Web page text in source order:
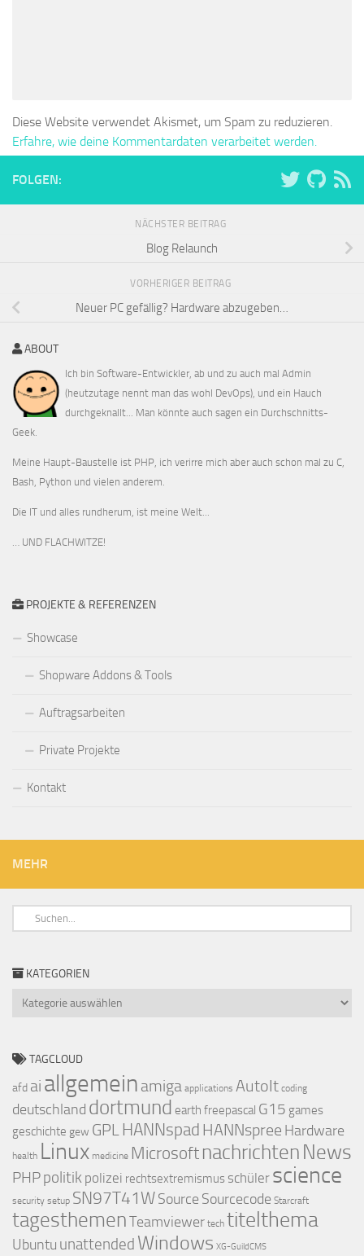
Diese Website verwendet Akismet, um Spam zu reduzieren.
Erfahre, wie deine Kommentardaten verarbeitet werden.
FOLGEN:
NÄCHSTER BEITRAG
Blog Relaunch
VORHERIGER BEITRAG
Neuer PC gefällig? Hardware abzugeben…
ABOUT
Ich bin Software-Entwickler, ab und zu auch mal Admin
(heutzutage nennt man das wohl DevOps), und ein Hauch
durchgeknallt... Man könnte auch sagen ein Durchschnitts-
Geek.
Meine Haupt-Baustelle ist PHP, ich verirre mich aber auch schon mal zu C,
Bash, Python und vielen anderem.
Die IT und alles rundherum, ist meine Welt...
… UND FLACHWITZE!
PROJEKTE & REFERENZEN
Showcase
Shopware Addons & Tools
Auftragsarbeiten
Private Projekte
Kontakt
MEHR
KATEGORIEN
TAGCLOUD
afd ai allgemein amiga applications AutoIt coding
deutschland dortmund earth freepascal G15 games
geschichte gew GPL HANNspad HANNspree Hardware
health Linux medicine Microsoft nachrichten News
PHPpolitik polizei rechtsextremismus schüler science
security setup SN97T41WSource Sourcecode Starcraft
tagesthemenTeamviewer tech titelthema
Ubuntu unattended Windows XG-GuildCMS